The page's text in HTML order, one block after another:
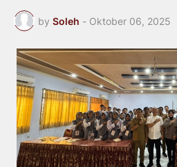
by Soleh - Oktober 06, 2025